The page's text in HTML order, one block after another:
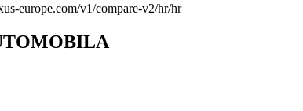
europe.com/v1/compare-v2/hr/hr